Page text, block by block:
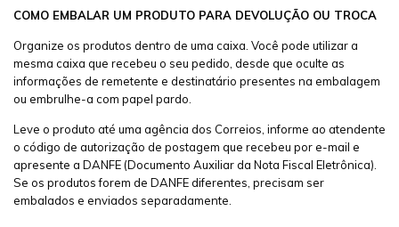
COMO EMBALAR UM PRODUTO PARA DEVOLUÇÃO OU TROCA
Organize os produtos dentro de uma caixa. Você pode utilizar a
mesma caixa que recebeu o seu pedido, desde que oculte as
informações de remetente e destinatário presentes na embalagem
ou embrulhe-a com papel pardo.
Leve o produto até uma agência dos Correios, informe ao atendente
o código de autorização de postagem que recebeu por e-mail e
apresente a DANFE (Documento Auxiliar da Nota Fiscal Eletrônica).
Se os produtos forem de DANFE diferentes, precisam ser
embalados e enviados separadamente.